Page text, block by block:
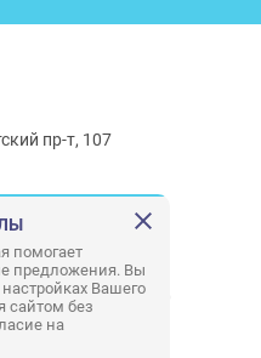
пр-т, 107
до 22:00
08:00 до 23:00
ПРО:с 08:00 до 22:00
помогает
предложения. Вы
Вашего
сайтом без
на